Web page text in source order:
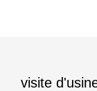
visite